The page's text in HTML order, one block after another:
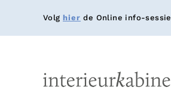
Volg hier de Online info-sessie